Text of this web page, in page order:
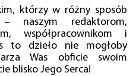
którzy w różny sposób
naszym redaktorom,
współpracownikom i
to dzieło nie mogłoby
Was obficie swoim
blisko Jego Serca!